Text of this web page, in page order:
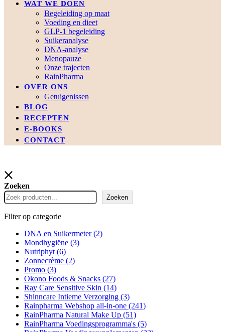
WAT WE DOEN
Begeleiding op maat
Voeding en dieet
GLP-1 begeleiding
Suikeranalyse
DNA-analyse
Menopauze
Onze trajecten
RainPharma
OVER ONS
Getuigenissen
BLOG
RECEPTEN
E-BOOKS
CONTACT
Zoeken
Zoeken
Filter op categorie
DNA en Suikermeter(2)
Mondhygiëne (3)
Nutriphyt (6)
Zonnecrème (2)
Promo (3)
Okono Foods & Snacks (27)
Ray Care Sensitive Skin (14)
Shinncare Intieme Verzorging (3)
Rainpharma Webshop all-in-one (241)
RainPharma Natural Make Up (51)
RainPharma Voedingsprogramma's (5)